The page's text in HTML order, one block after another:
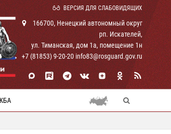
ВЕРСИЯ ДЛЯ СЛАБОВИДЯЩИХ
166700, Ненецкий автономный округ
рп. Искателей,
ул. Тиманская, дом 1а, помещение 1н
+7 (81853) 9-20-20 info83@rosguard.gov.ru